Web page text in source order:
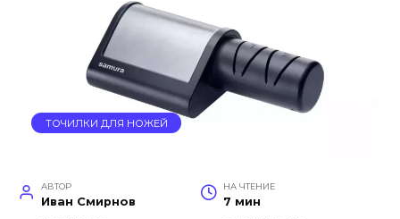
ТОЧИЛКИ ДЛЯ НОЖЕЙ
АВТОР
Иван Смирнов
НА ЧТЕНИЕ
7 мин